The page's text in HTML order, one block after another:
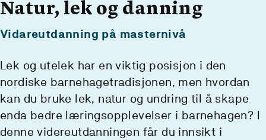
Natur, lek og danning
Vidareutdanning på masternivå
Lek og utelek har en viktig posisjon i den
nordiske barnehagetradisjonen, men hvordan
kan du bruke lek, natur og undring til å skape
enda bedre læringsopplevelser i barnehagen? I
denne videreutdanningen får du innsikt i